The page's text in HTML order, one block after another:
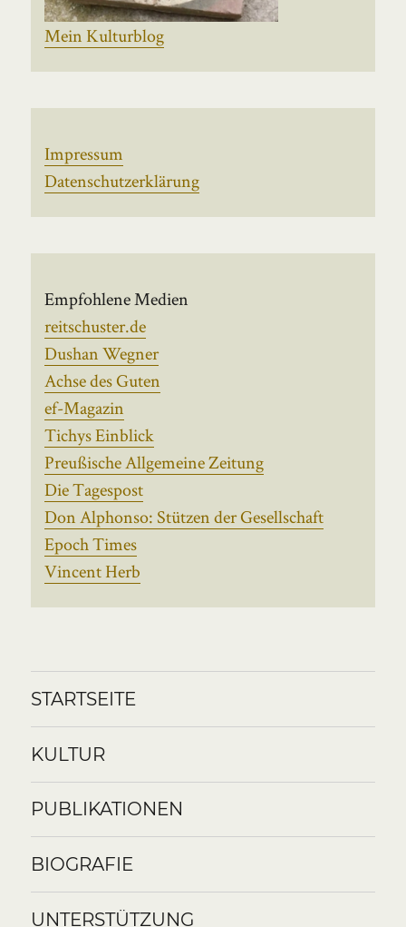
Mein Kulturblog
Impressum
Datenschutzerklärung
Empfohlene Medien
reitschuster.de
Dushan Wegner
Achse des Guten
ef-Magazin
Tichys Einblick
Preußische Allgemeine Zeitung
Die Tagespost
Don Alphonso: Stützen der Gesellschaft
Epoch Times
Vincent Herb
STARTSEITE
KULTUR
PUBLIKATIONEN
BIOGRAFIE
UNTERSTÜTZUNG